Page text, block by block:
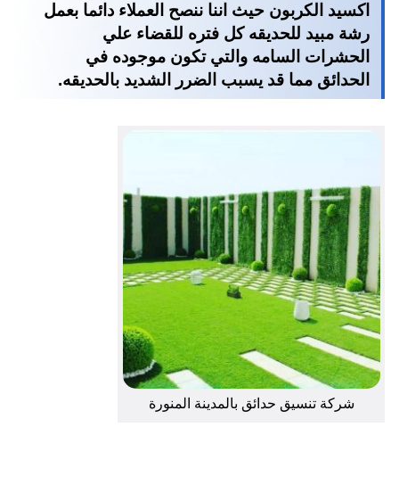
اكسيد الكربون حيث اننا ننصح العملاء دائما بعمل
رشة مبيد للحديقه كل فتره للقضاء علي
الحشرات السامه والتي تكون موجوده في
الحدائق مما قد يسبب الضرر الشديد بالحديقه.
شركة تنسيق حدائق بالمدينة المنورة